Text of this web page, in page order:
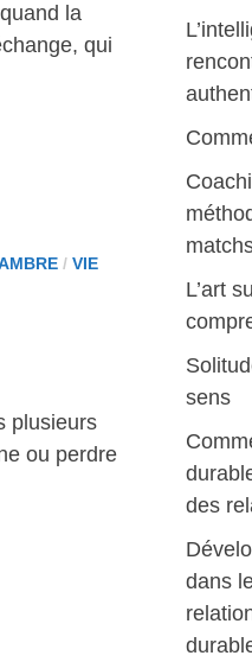
la
qui
/ VIE
plusieurs
ou perdre
L’art
sens
des
dans